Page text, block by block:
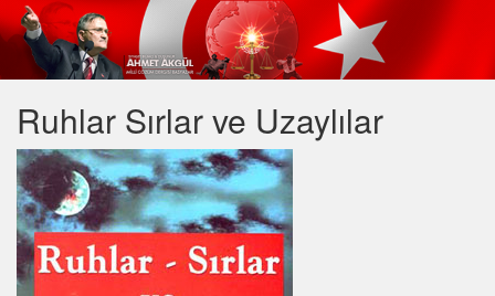
Ruhlar Sırlar ve Uzaylılar